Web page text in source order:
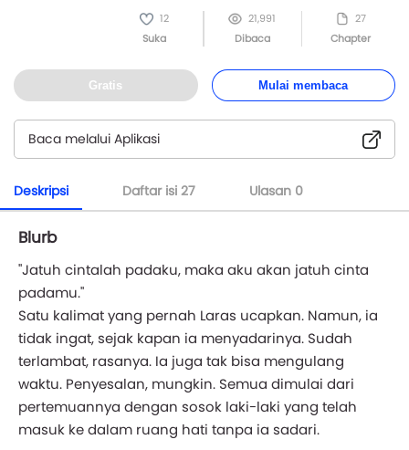
12
Suka
21,991
Dibaca
27
Chapter
Gratis Mulai membaca
Baca melalui Aplikasi
Deskripsi Daftar isi 27 Ulasan 0
Blurb
"Jatuh cintalah padaku, maka aku akan jatuh cinta
padamu."
Satu kalimat yang pernah Laras ucapkan. Namun, ia
tidak ingat, sejak kapan ia menyadarinya. Sudah
terlambat, rasanya. Ia juga tak bisa mengulang
waktu. Penyesalan, mungkin. Semua dimulai dari
pertemuannya dengan sosok laki-laki yang telah
masuk ke dalam ruang hati tanpa ia sadari.